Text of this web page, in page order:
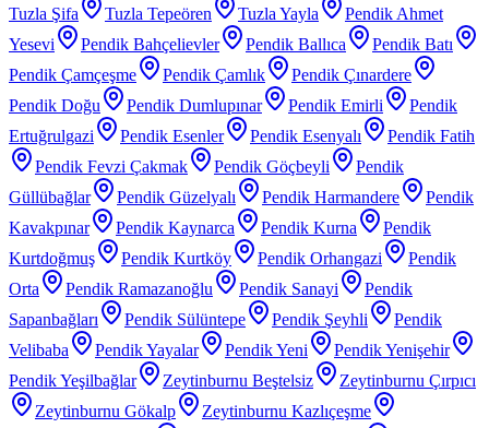
Tuzla Şifa
Tuzla Tepeören Tuzla Yayla
Pendik Ahmet
Yesevi
Pendik Bahçelievler Pendik Ballıca
Pendik Batı
Pendik Çamçeşme
Pendik Çamlık
Pendik Çınardere
Pendik Doğu
Pendik Dumlupınar Pendik Emirli
Pendik
Ertuğrulgazi
Pendik Esenler Pendik Esenyalı
Pendik Fatih
Pendik Fevzi Çakmak
Pendik Göçbeyli
Pendik
Güllübağlar
Pendik Güzelyalı Pendik Harmandere
Pendik
Kavakpınar
Pendik Kaynarca Pendik Kurna
Pendik
Kurtdoğmuş
Pendik Kurtköy Pendik Orhangazi
Pendik
Orta
Pendik Ramazanoğlu Pendik Sanayi
Pendik
Sapanbağları
Pendik Sülüntepe Pendik Şeyhli
Pendik
Velibaba
Pendik Yayalar Pendik Yeni
Pendik Yenişehir
Pendik Yeşilbağlar
Zeytinburnu Beştelsiz
Zeytinburnu Çırpıcı
Zeytinburnu Gökalp
Zeytinburnu Kazlıçeşme